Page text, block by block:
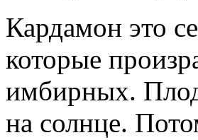
Кардамон это
которые
имбирных.
на солнце.